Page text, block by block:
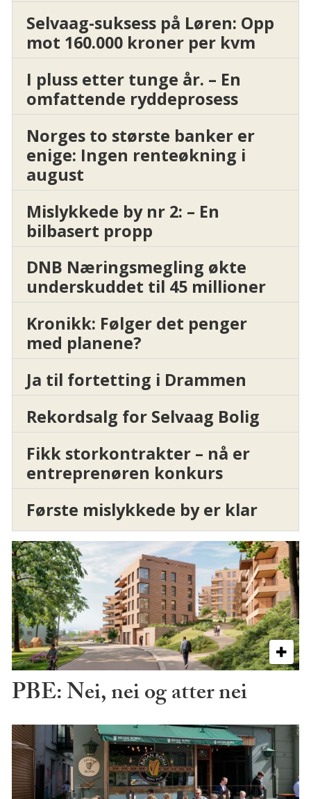
Selvaag-suksess på Løren: Opp
mot 160.000 kroner per kvm
I pluss etter tunge år. – En
omfattende ryddeprosess
Norges to største banker er
enige: Ingen renteøkning i
august
Mislykkede by nr 2: – En
bilbasert propp
DNB Næringsmegling økte
underskuddet til 45 millioner
Kronikk: Følger det penger
med planene?
Ja til fortetting i Drammen
Rekordsalg for Selvaag Bolig
Fikk storkontrakter – nå er
entreprenøren konkurs
Første mislykkede by er klar
PBE: Nei, nei og atter nei